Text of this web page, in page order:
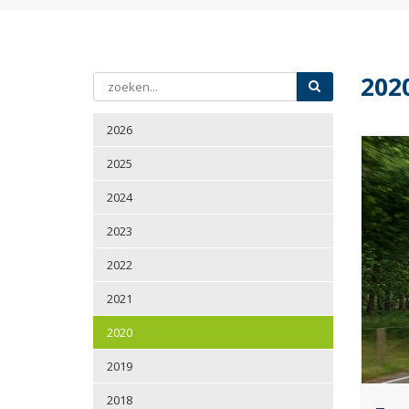
2026
2025
2024
2023
2022
2021
2020
2019
2018